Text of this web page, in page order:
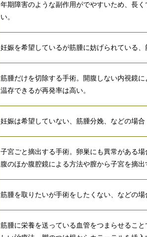
年期障害のような副作用がでやすいため、長
い。
妊娠を希望しているが筋腫に妨げられている
筋腫だけを切除する手術。開腹しない内視鏡
温存できるが再発率は高い。
妊娠は希望していない、筋腫分娩、などの場合
子宮ごと摘出する手術。卵巣にも異常がある
腹のほか腹腔鏡による方法や膣から子宮を摘出
筋腫を取りたいが手術をしたくない、などの場
筋腫に栄養を送っている血管をつまらせるこ